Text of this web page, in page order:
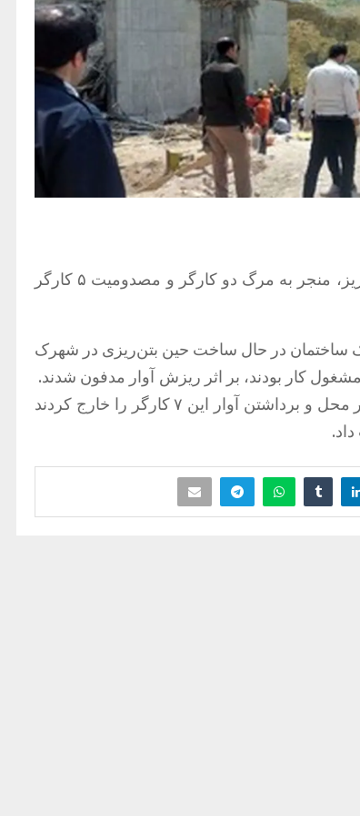
ریزش آوار بتنی یک ساختمان در حال ساخت در تبریز، منجر به مرگ دو کارگر و مصدومیت ۵ کارگر
در حال ساخت حین بتن‌ریزی در شهرک
یک مشغول کار بودند، بر اثر ریزش آوار مدفون شدند.
بنابر این گزارش، ماموران آتش نشانان با حضور در محل و برداشتن آوار این ۷ کارگر را خارج کردند